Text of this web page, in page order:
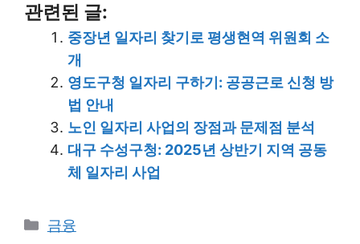
관련된 글:
중장년 일자리 찾기로 평생현역 위원회 소
개
영도구청 일자리 구하기: 공공근로 신청 방
법 안내
노인 일자리 사업의 장점과 문제점 분석
대구 수성구청: 2025년 상반기 지역 공동
체 일자리 사업
Categories
금융